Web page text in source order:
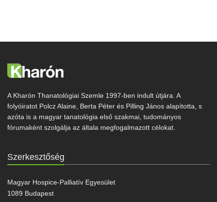
A Kharón Thanatológiai Szemle 1997-ben indult útjára. A
folyóiratot Polcz Alaine, Berta Péter és Pilling János alapította, s
azóta is a magyar tanatológia első szakmai, tudományos
fórumaként szolgálja az általa megfogalmazott célokat.
Szerkesztőség
Magyar Hospice-Palliatív Egyesület
1089 Budapest